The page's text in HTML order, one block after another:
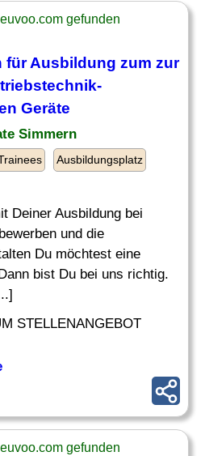
gefunden
für Ausbildung zum zur
Geräte
Simmern
Ausbildungsplatz
Deiner Ausbildung bei
und die
Du möchtest eine
bist Du bei uns richtig.
STELLENANGEBOT
gefunden